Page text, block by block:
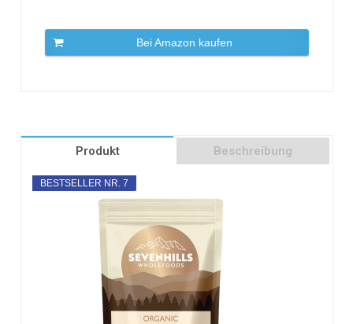
Bei Amazon kaufen
Produkt Beschreibung
BESTSELLER NR. 7